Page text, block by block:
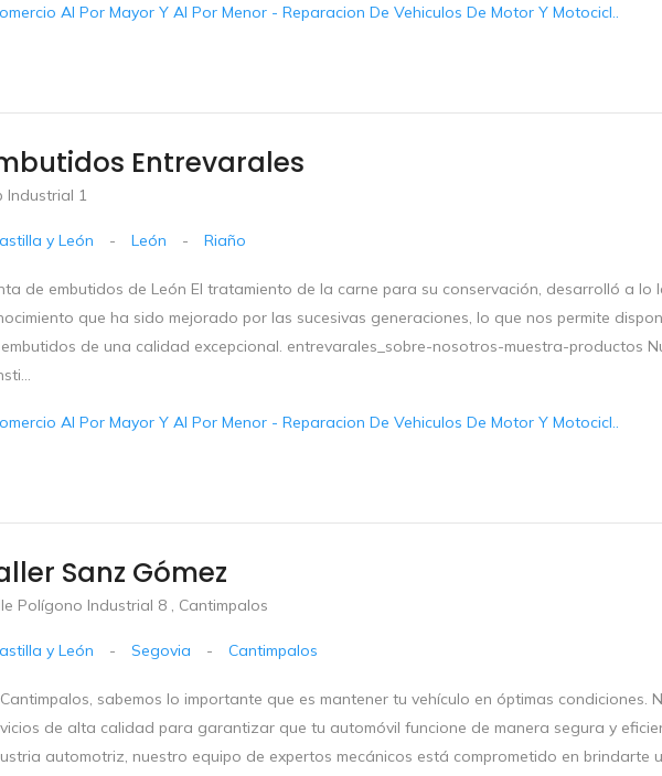
Al Por Mayor Y Al Por Menor - Reparacion De Vehiculos De Motor Y Motocicl..
Entrevarales
Industrial 1
y León - León - Riaño
de embutidos de León El tratamiento de la carne para su conservación, desarrolló a lo
que ha sido mejorado por las sucesivas generaciones, lo que nos permite
de una calidad excepcional. entrevarales_sobre-nosotros-muestra-productos
Al Por Mayor Y Al Por Menor - Reparacion De Vehiculos De Motor Y Motocicl..
Sanz Gómez
Polígono Industrial 8 , Cantimpalos
y León - Segovia - Cantimpalos
sabemos lo importante que es mantener tu vehículo en óptimas condiciones.
de alta calidad para garantizar que tu automóvil funcione de manera segura y
automotriz, nuestro equipo de expertos mecánicos está comprometido en brindarte